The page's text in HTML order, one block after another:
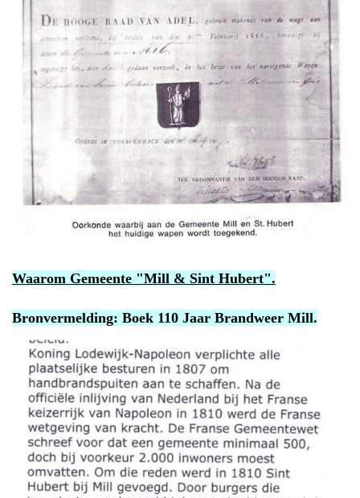
Waarom Gemeente "Mill & Sint Hubert".
Bronvermelding: Boek 110 Jaar Brandweer Mill.